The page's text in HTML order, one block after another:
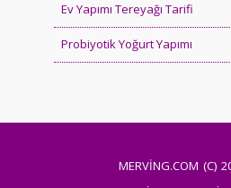
Ev Yapımı Tereyağı Tarifi
Probiyotik Yoğurt Yapımı
MERVİNG.COM (C)